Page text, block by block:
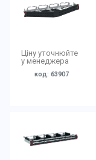
Ціну уточнюйте
у менеджера
код: 63907